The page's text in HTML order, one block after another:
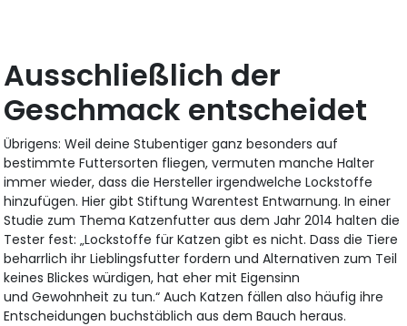
Ausschließlich der
Geschmack entscheidet
Übrigens: Weil deine Stubentiger ganz besonders auf
bestimmte Futtersorten fliegen, vermuten manche Halter
immer wieder, dass die Hersteller irgendwelche Lockstoffe
hinzufügen. Hier gibt Stiftung Warentest Entwarnung. In einer
Studie zum Thema Katzenfutter aus dem Jahr 2014 halten die
Tester fest: „Lockstoffe für Katzen gibt es nicht. Dass die Tiere
beharrlich ihr Lieblingsfutter fordern und Alternativen zum Teil
keines Blickes würdigen, hat eher mit Eigensinn
und Gewohnheit zu tun.“ Auch Katzen fällen also häufig ihre
Entscheidungen buchstäblich aus dem Bauch heraus.